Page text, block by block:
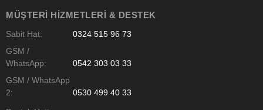
MÜŞTERI HIZMETLERI & DESTEK
Sabit Hat:
0324 515 96 73
GSM /
WhatsApp:
0542 303 03 33
GSM / WhatsApp
2:
0530 499 40 33